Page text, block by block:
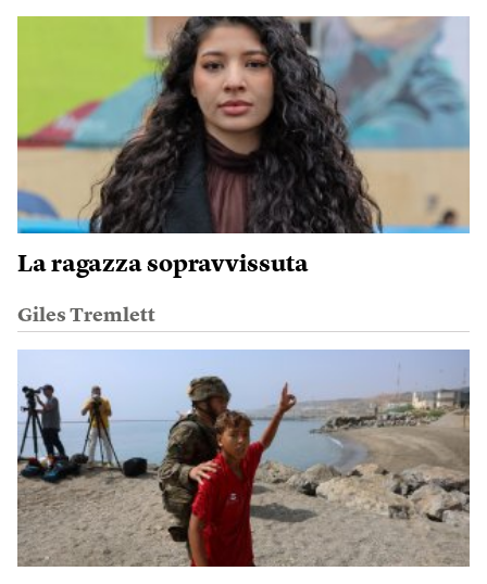
La ragazza sopravvissuta
Giles Tremlett